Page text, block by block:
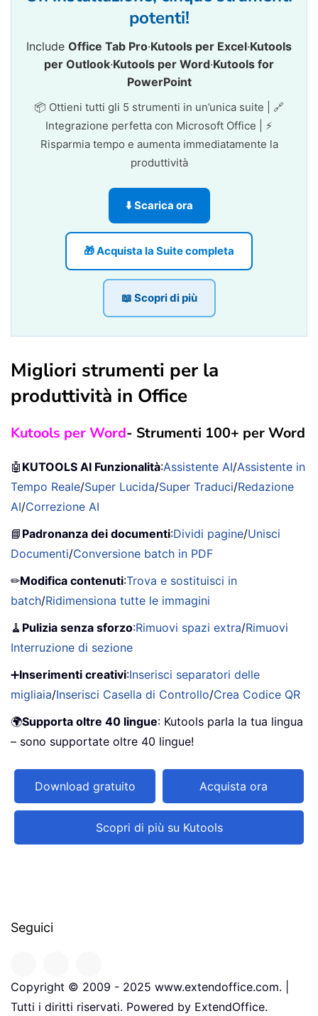
potenti!
Include Office Tab Pro·Kutools per Excel·Kutools
per Outlook·Kutools per Word·Kutools for
PowerPoint
📦 Ottieni tutti gli 5 strumenti in un’unica suite | 🔗
Integrazione perfetta con Microsoft Office | ⚡
Risparmia tempo e aumenta immediatamente la
produttività
⬇️ Scarica ora
🎁 Acquista la Suite completa
📖 Scopri di più
Migliori strumenti per la
produttività in Office
Kutools per Word- Strumenti 100+ per Word
🤖 KUTOOLS AI Funzionalità:Assistente AI/Assistente in
Tempo Reale/Super Lucida/Super Traduci/Redazione
AI/Correzione AI
📘 Padronanza dei documenti:Dividi pagine/Unisci
Documenti/Conversione batch in PDF
✏Modifica contenuti:Trova e sostituisci in
batch/Ridimensiona tutte le immagini
🧹 Pulizia senza sforzo:Rimuovi spazi extra/Rimuovi
Interruzione di sezione
➕Inserimenti creativi:Inserisci separatori delle
migliaia/Inserisci Casella di Controllo/Crea Codice QR
🌍Supporta oltre 40 lingue: Kutools parla la tua lingua
– sono supportate oltre 40 lingue!
Download gratuito Acquista ora
Scopri di più su Kutools
Seguici
Copyright © 2009 - 2025 www.extendoffice.com. |
Tutti i diritti riservati. Powered by ExtendOffice.